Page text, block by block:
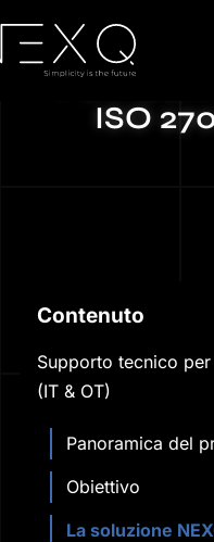
PER
ISO
Contenuto
Supporto tecnico
(IT & OT)
Panoramica del
Obiettivo
La soluzione